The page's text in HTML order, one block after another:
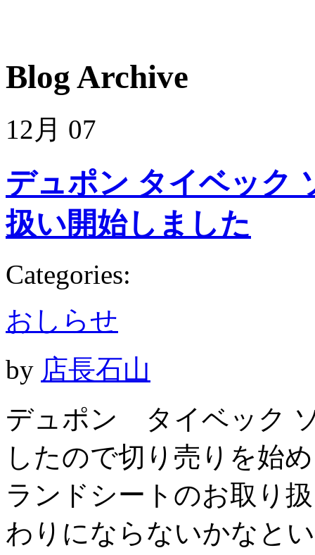
Blog Archive
12月 07
デュポン タイベック
扱い開始しました
Categories:
おしらせ
by 店長石山
デュポン タイベック
したので切り売りを始
ランドシートのお取り
わりにならないかなと